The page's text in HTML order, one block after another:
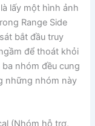
lấy một hình ảnh
Range Side
bắt đầu truy
để thoát khỏi
nhóm đều cung
những nhóm này
(Nhóm hỗ trợ,